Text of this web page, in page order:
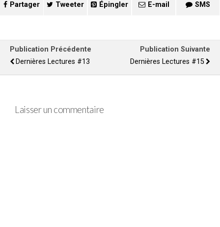
Partager Tweeter Épingler E-mail SMS
Publication Précédente
Dernières Lectures #13
Publication Suivante
Dernières Lectures #15
Laisser un commentaire